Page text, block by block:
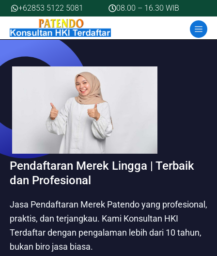
Skip
to
content
+62853 5122 5081 08.00 – 16.30 WIB
Pendaftaran Merek Lingga | Terbaik
dan Profesional
Jasa Pendaftaran Merek Patendo yang profesional,
praktis, dan terjangkau. Kami Konsultan HKI
Terdaftar dengan pengalaman lebih dari 10 tahun,
bukan biro jasa biasa.